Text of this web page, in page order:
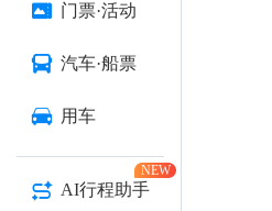
门票·活动
汽车·船票
用车
AI行程助手
NEW